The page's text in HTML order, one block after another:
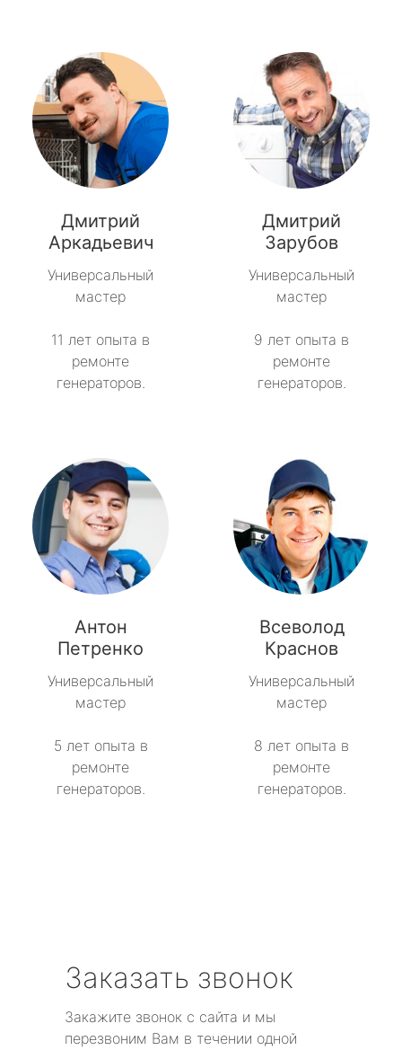
Дмитрий
Аркадьевич
Универсальный
мастер
11 лет опыта в
ремонте
генераторов.
Дмитрий
Зарубов
Универсальный
мастер
9 лет опыта в
ремонте
генераторов.
Антон
Петренко
Универсальный
мастер
5 лет опыта в
ремонте
генераторов.
Всеволод
Краснов
Универсальный
мастер
8 лет опыта в
ремонте
генераторов.
Заказать звонок
Закажите звонок с сайта и мы
перезвоним Вам в течении одной